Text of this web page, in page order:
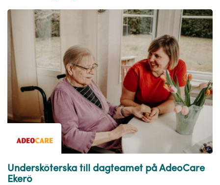
Undersköterska till dagteamet på AdeoCare
Ekerö